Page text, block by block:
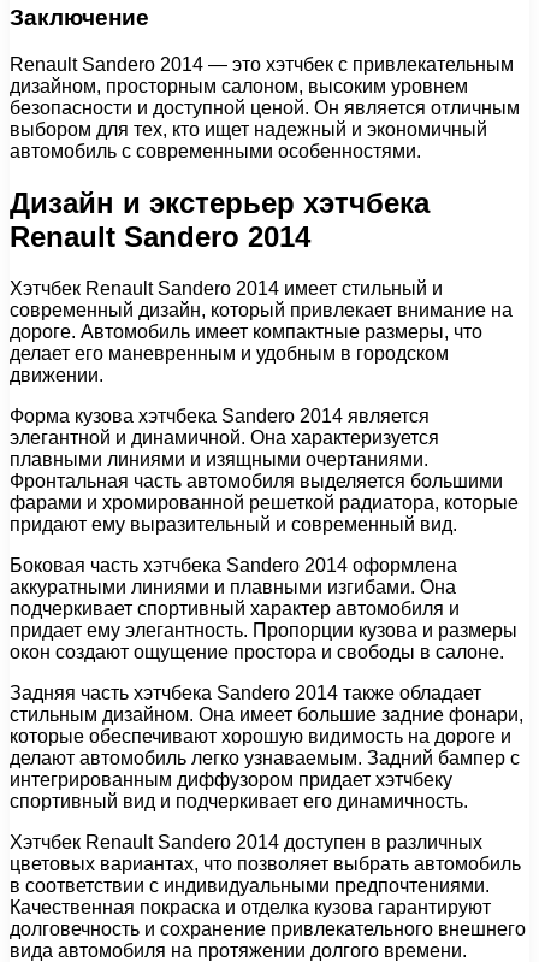
Заключение
Renault Sandero 2014 — это хэтчбек с привлекательным
дизайном, просторным салоном, высоким уровнем
безопасности и доступной ценой. Он является отличным
выбором для тех, кто ищет надежный и экономичный
автомобиль с современными особенностями.
Дизайн и экстерьер хэтчбека
Renault Sandero 2014
Хэтчбек Renault Sandero 2014 имеет стильный и
современный дизайн, который привлекает внимание на
дороге. Автомобиль имеет компактные размеры, что
делает его маневренным и удобным в городском
движении.
Форма кузова хэтчбека Sandero 2014 является
элегантной и динамичной. Она характеризуется
плавными линиями и изящными очертаниями.
Фронтальная часть автомобиля выделяется большими
фарами и хромированной решеткой радиатора, которые
придают ему выразительный и современный вид.
Боковая часть хэтчбека Sandero 2014 оформлена
аккуратными линиями и плавными изгибами. Она
подчеркивает спортивный характер автомобиля и
придает ему элегантность. Пропорции кузова и размеры
окон создают ощущение простора и свободы в салоне.
Задняя часть хэтчбека Sandero 2014 также обладает
стильным дизайном. Она имеет большие задние фонари,
которые обеспечивают хорошую видимость на дороге и
делают автомобиль легко узнаваемым. Задний бампер с
интегрированным диффузором придает хэтчбеку
спортивный вид и подчеркивает его динамичность.
Хэтчбек Renault Sandero 2014 доступен в различных
цветовых вариантах, что позволяет выбрать автомобиль
в соответствии с индивидуальными предпочтениями.
Качественная покраска и отделка кузова гарантируют
долговечность и сохранение привлекательного внешнего
вида автомобиля на протяжении долгого времени.